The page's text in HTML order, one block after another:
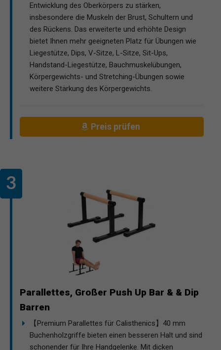
Entwicklung des Oberkörpers zu stärken,
insbesondere die Muskeln der Brust, Schultern und
des Rückens. Das erweiterte und erhöhte Design
bietet Ihnen mehr geeigneten Platz für Übungen wie
Liegestütze, Dips, V-Sitze, L-Sitze, Sit-Ups,
Handstand-Liegestütze, Bauchmuskelübungen,
Körpergewichts- und Stretching-Übungen sowie
weitere Stärkung des Körpergewichts.
Preis prüfen
Parallettes, Großer Push Up Bar & & Dip
Barren
【Premium Parallettes für Calisthenics】40 mm
Buchenholzgriffe bieten einen besseren Halt und sind
schonender für Ihre Handgelenke. Mit dicken